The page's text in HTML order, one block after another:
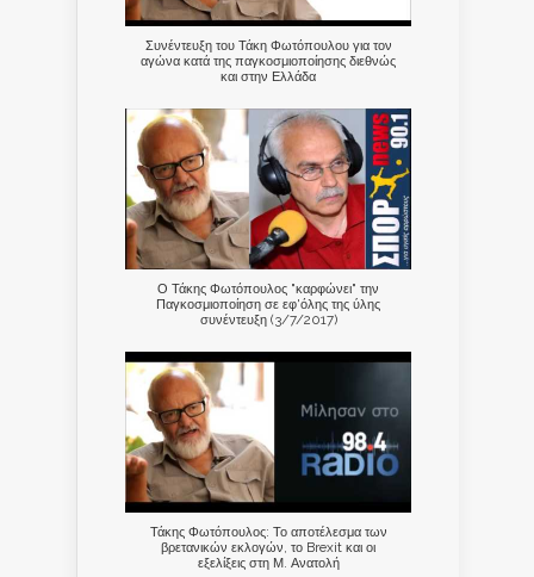
Συνέντευξη του Τάκη Φωτόπουλου για τον
αγώνα κατά της παγκοσμιοποίησης διεθνώς
και στην Ελλάδα
Ο Τάκης Φωτόπουλος "καρφώνει" την
Παγκοσμιοποίηση σε εφ'όλης της ύλης
συνέντευξη (3/7/2017)
Τάκης Φωτόπουλος: Το αποτέλεσμα των
βρετανικών εκλογών, το Brexit και οι
εξελίξεις στη Μ. Ανατολή